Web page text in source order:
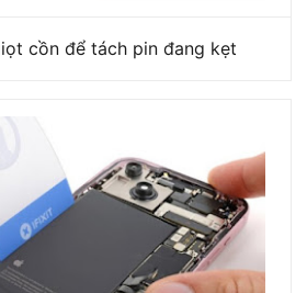
cồn để tách pin đang kẹt